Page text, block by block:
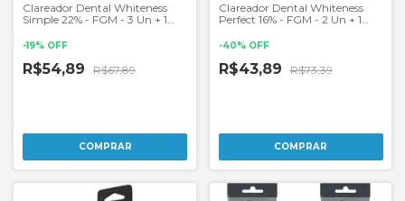
Clareador Dental Whiteness
Simple 22% - FGM - 3 Un + 1
-19% OFF
R$54,89 R$67,89
Clareador Dental Whiteness
Perfect 16% - FGM - 2 Un + 1
-40% OFF
R$43,89 R$73,39